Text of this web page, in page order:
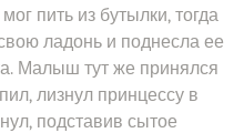
пить из бутылки, тогда
ладонь и поднесла ее
Малыш тут же принялся
лизнул принцессу в
подставив сытое